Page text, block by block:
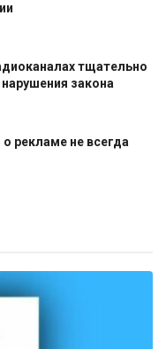
тщательно
закона
рекламе не всегда